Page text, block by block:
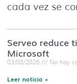
cada vez se
Serveo reduce
Microsoft
03/08/2026 No hay
Leer noticia »